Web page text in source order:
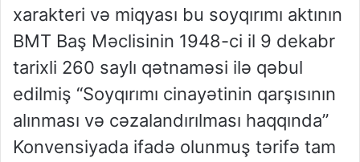
xarakteri və miqyası bu soyqırımı aktının
BMT Baş Məclisinin 1948-ci il 9 dekabr
tarixli 260 saylı qətnaməsi ilə qəbul
edilmiş “Soyqırımı cinayətinin qarşısının
alınması və cəzalandırılması haqqında”
Konvensiyada ifadə olunmuş tərifə tam